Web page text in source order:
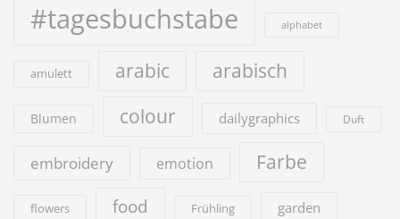
#tagesbuchstabe
alphabet
amulett arabic arabisch
Blumen colour dailygraphics Duft
embroidery emotion Farbe
flowers food Frühling garden